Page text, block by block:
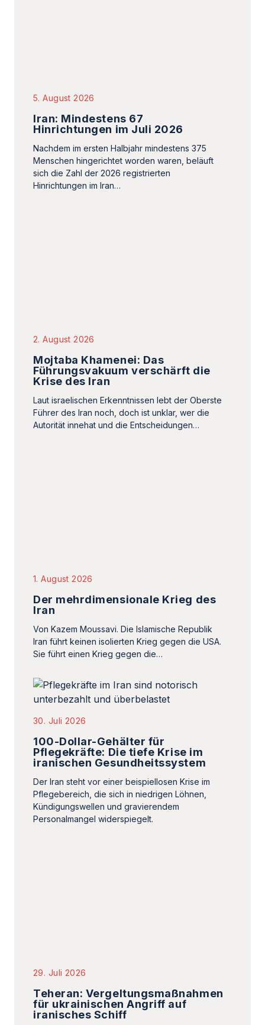
5. August 2026
Iran: Mindestens 67
Hinrichtungen im Juli 2026
Nachdem im ersten Halbjahr mindestens 375
Menschen hingerichtet worden waren, beläuft
sich die Zahl der 2026 registrierten
Hinrichtungen im Iran…
2. August 2026
Mojtaba Khamenei: Das
Führungsvakuum verschärft die
Krise des Iran
Laut israelischen Erkenntnissen lebt der Oberste
Führer des Iran noch, doch ist unklar, wer die
Autorität innehat und die Entscheidungen…
30. Juli 2026
100-Dollar-Gehälter für
iranischen Gesundheitssystem
Der Iran steht vor einer beispiellosen Krise im
Kündigungswellen und gravierendem
Angriff gegen die UN-Charta verstoßen zu